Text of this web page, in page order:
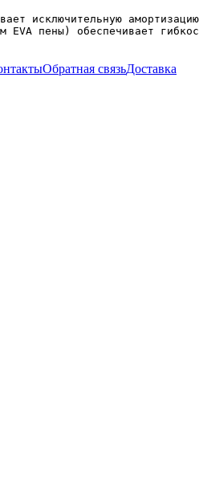
исключительную
EVA пены) обеспечивает
Обратная связьДоставка